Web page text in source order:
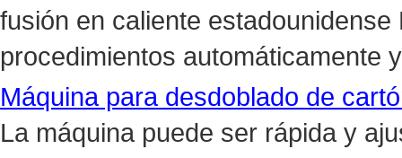
fusión en caliente
procedimientos automáticamente
Máquina para desdoblado de
La máquina puede ser rápida y